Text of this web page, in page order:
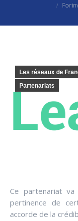
Les réseaux de
Partenariats
Ce partenariat
pertinence de
accorde de la